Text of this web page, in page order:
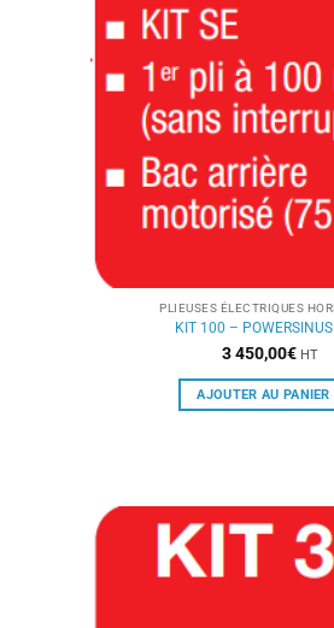
PLIEUSES ÉLECTRIQUES
KIT 100 –
3 450,00€ HT
AJOUTER AU PANIER